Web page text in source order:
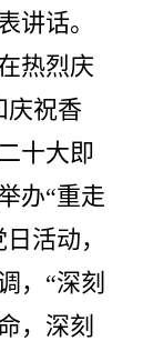
讲话。
热烈庆
庆祝香
十大即
办“重走
活动，
，“深刻
，深刻